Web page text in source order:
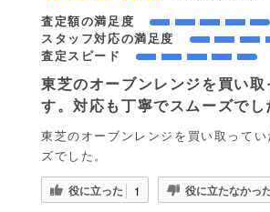
査定額の満足度
スタッフ対応の満足度
査定スピード
東芝のオーブンレンジを買い
す。対応も丁寧でスムーズでし
東芝のオーブンレンジを買い取って
ズでした。
役に立った 1 役に立たなかっ